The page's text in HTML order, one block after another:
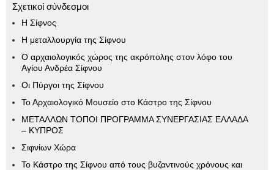
Σχετικοί σύνδεσμοι
Η Σίφνος
Η μεταλλουργία της Σίφνου
Ο αρχαιολογικός χώρος της ακρόπολης στον λόφο του
Αγίου Ανδρέα Σίφνου
Οι Πύργοι της Σίφνου
Το Αρχαιολογικό Μουσείο στο Κάστρο της Σίφνου
ΜΕΤΑΛΛΩΝ ΤΟΠΟΙ ΠΡΟΓΡΑΜΜΑ ΣΥΝΕΡΓΑΣΙΑΣ ΕΛΛΑΔΑ
– ΚΥΠΡΟΣ
Σιφνίων Χώρα
Το Κάστρο της Σίφνου από τους βυζαντινούς χρόνους και